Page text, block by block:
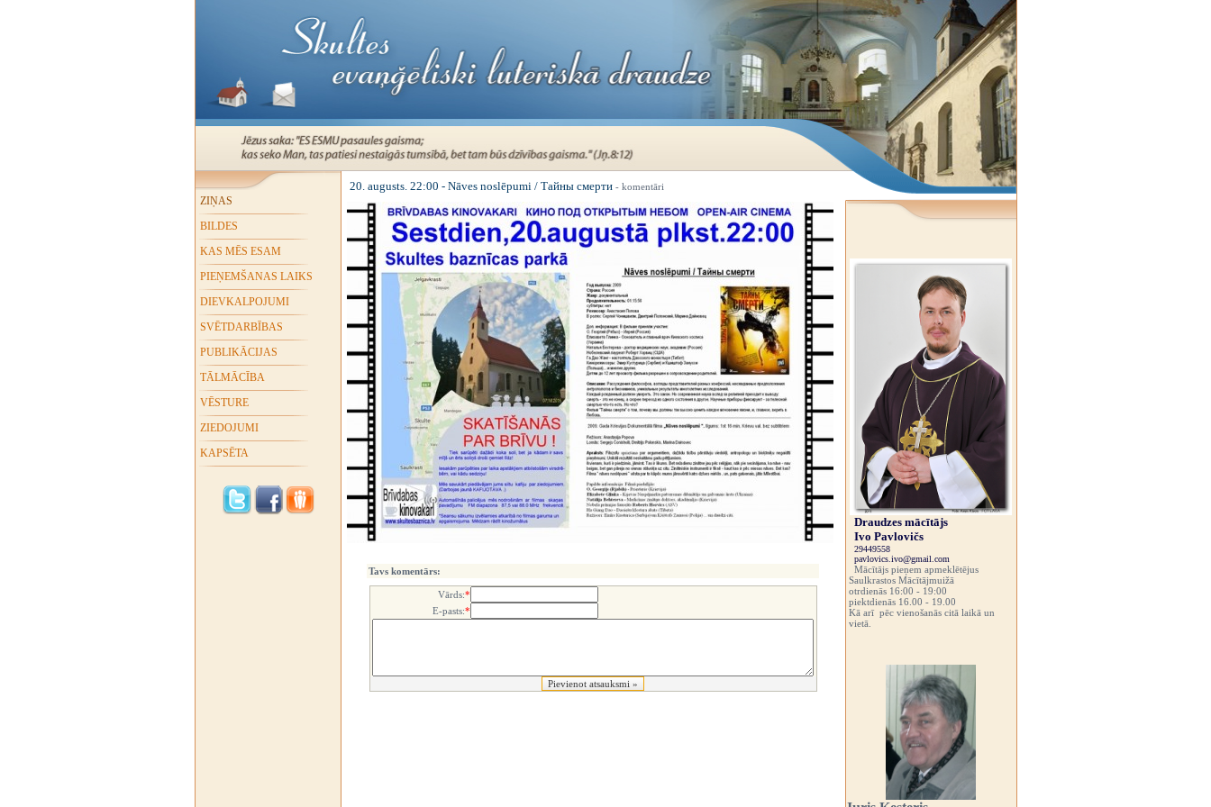
ZIŅAS
BILDES
KAS MĒS ESAM
PIEŅEMŠANAS LAIKS
DIEVKALPOJUMI
SVĒTDARBĪBAS
PUBLIKĀCIJAS
TĀLMĀCĪBA
VĒSTURE
ZIEDOJUMI
KAPSĒTA
20. augusts. 22:00 - Nāves noslēpumi / Тайны смерти- komentāri
Tavs komentārs:
Vārds:*
E-pasts:*
Draudzes mācītājs
Ivo Pavlovičs
29449558
pavlovics.ivo@gmail.com
Mācītājs pieņem apmeklētējus
Saulkrastos Mācītājmuižā
otrdienās 16:00 - 19:00
piektdienās 16.00 - 19.00
Kā arī pēc vienošanās citā laikā un
vietā.